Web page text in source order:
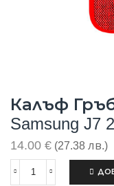
Калъф Гръб
Samsung J7
14.00 € (27.38 лв.)
количество